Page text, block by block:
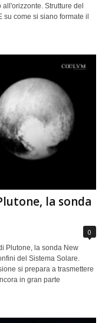
Strutture del
su come si siano formate il
la sonda
0
Plutone, la sonda New
del Sistema Solare.
si prepara a trasmettere
in gran parte